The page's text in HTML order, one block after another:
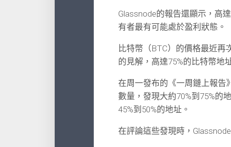
Glassnode的報告還顯示，高
有者最有可能處於盈利狀態。
比特幣（BTC）的價格最近再
的見解，高達75%的比特幣地
在周一發布的《一周鏈上報告
數量，發現大約70%到75%的
45%到50%的地址。
在評論這些發現時，